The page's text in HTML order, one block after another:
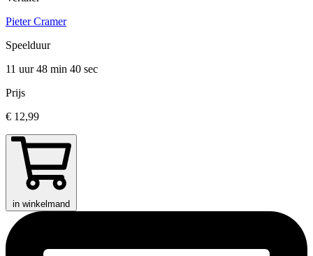
Pieter Cramer
Speelduur
11 uur 48 min 40 sec
Prijs
€ 12,99
in winkelmand